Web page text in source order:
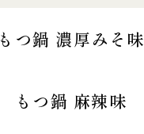
もつ鍋 濃厚みそ味
もつ鍋 麻辣味